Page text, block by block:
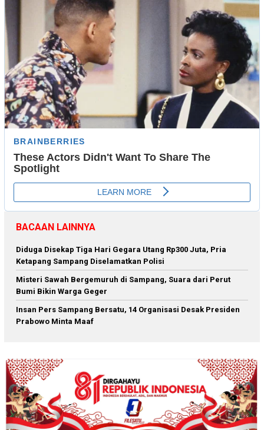
BACAAN LAINNYA
Diduga Disekap Tiga Hari Gegara Utang Rp300 Juta, Pria
Ketapang Sampang Diselamatkan Polisi
Misteri Sawah Bergemuruh di Sampang, Suara dari Perut
Bumi Bikin Warga Geger
Insan Pers Sampang Bersatu, 14 Organisasi Desak Presiden
Prabowo Minta Maaf